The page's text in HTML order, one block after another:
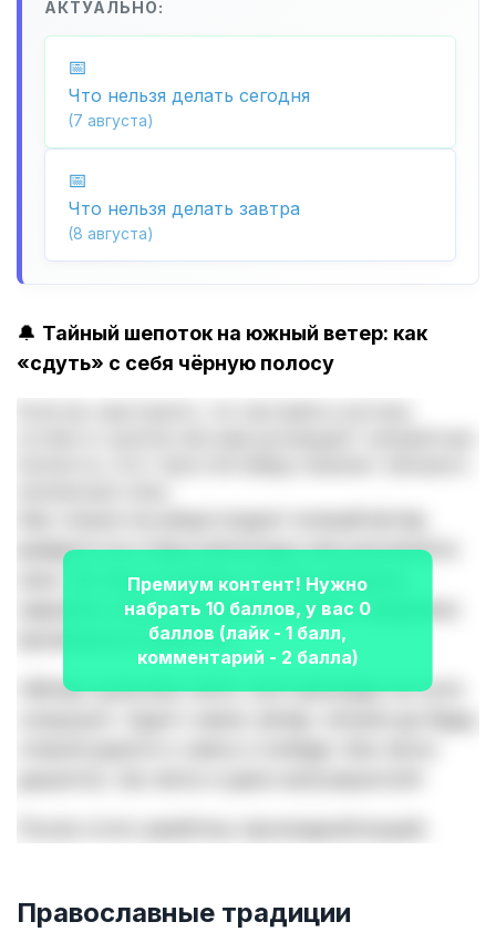
АКТУАЛЬНО:
Что нельзя делать сегодня
(7 августа)
Что нельзя делать завтра
(8 августа)
🔔 Тайный шепоток на южный ветер: как
«сдуть» с себя чёрную полосу
выйдите на открытый воздух или распахните
окно. Встаньте лицом к потоку воздуха,
закройте глаза, расправьте плечи и уверенно
произнесите шепоток:
Ветер-целитель летит, все преграды на пути
Премиум контент! Нужно
набрать 10 баллов, у вас 0
баллов (лайк - 1 балл,
комментарий - 2 балла)
Православные традиции